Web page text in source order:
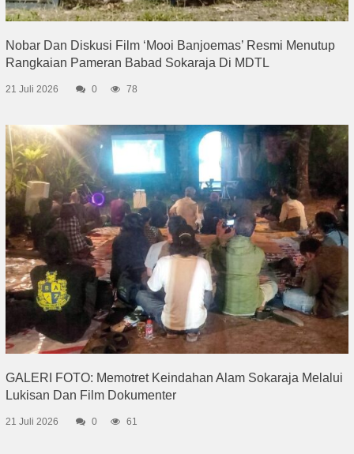
Nobar Dan Diskusi Film ‘Mooi Banjoemas’ Resmi Menutup
Rangkaian Pameran Babad Sokaraja Di MDTL
21 Juli 2026 0 78
GALERI FOTO: Memotret Keindahan Alam Sokaraja Melalui
Lukisan Dan Film Dokumenter
21 Juli 2026 0 61